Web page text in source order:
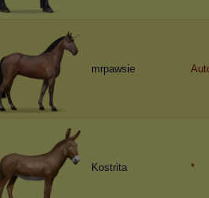
mrpawsie
Kostrita *